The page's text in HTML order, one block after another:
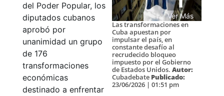
Ver Más
Las transformaciones en
Cuba apuestan por
impulsar el país, en
constante desafío al
recrudecido bloqueo
impuesto por el Gobierno
de Estados Unidos. Autor:
Cubadebate Publicado:
23/06/2026 | 01:51 pm
del Poder Popular, los
diputados cubanos
aprobó por
unanimidad un grupo
de 176
transformaciones
económicas
destinado a enfrentar